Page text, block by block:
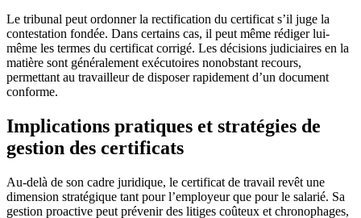
Le tribunal peut ordonner la rectification du certificat s’il juge la
contestation fondée. Dans certains cas, il peut même rédiger lui-
même les termes du certificat corrigé. Les décisions judiciaires en la
matière sont généralement exécutoires nonobstant recours,
permettant au travailleur de disposer rapidement d’un document
conforme.
Implications pratiques et stratégies de
gestion des certificats
Au-delà de son cadre juridique, le certificat de travail revêt une
dimension stratégique tant pour l’employeur que pour le salarié. Sa
gestion proactive peut prévenir des litiges coûteux et chronophages,